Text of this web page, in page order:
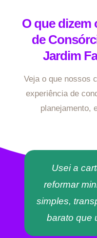
O que dizem
de
Jardim
Veja o que nossos
experiência de
planejamento,
Usei a
reformar
simples,
barato que